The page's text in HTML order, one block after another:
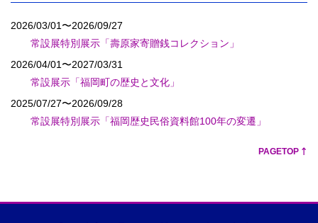
2026/03/01〜2026/09/27
常設展特別展示「壽原家寄贈銭コレクション」
2026/04/01〜2027/03/31
常設展示「福岡町の歴史と文化」
2025/07/27〜2026/09/28
常設展特別展示「福岡歴史民俗資料館100年の変遷」
PAGETOP